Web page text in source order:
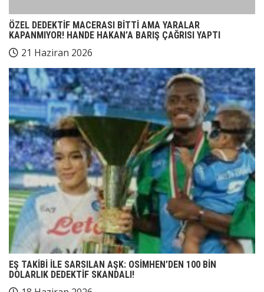
ÖZEL DEDEKTİF MACERASI BİTTİ AMA YARALAR
KAPANMIYOR! HANDE HAKAN’A BARIŞ ÇAĞRISI YAPTI
21 Haziran 2026
EŞ TAKİBİ İLE SARSILAN AŞK: OSİMHEN’DEN 100 BİN
DOLARLIK DEDEKTİF SKANDALI!